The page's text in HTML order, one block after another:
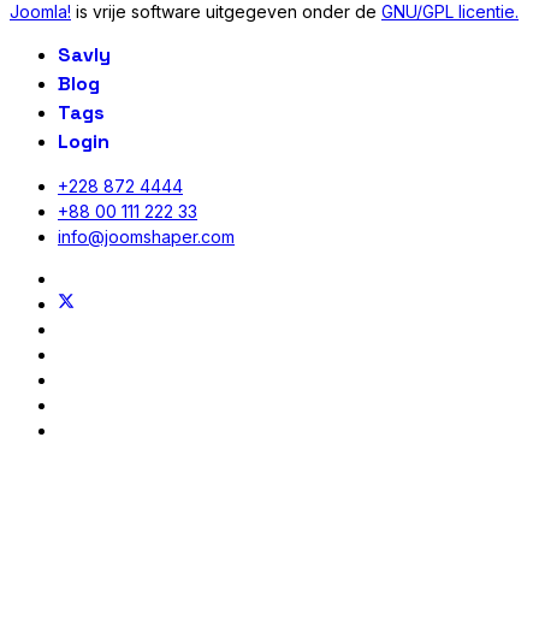
Joomla! is vrije software uitgegeven onder de GNU/GPL licentie.
Savly
Blog
Tags
Login
+228 872 4444
+88 00 111 222 33
info@joomshaper.com